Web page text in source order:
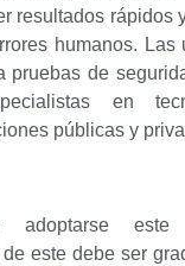
resultados rápidos
humanos. Las
pruebas de
en
públicas y
este
este debe ser